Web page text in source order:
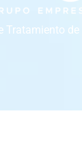
Tratamiento